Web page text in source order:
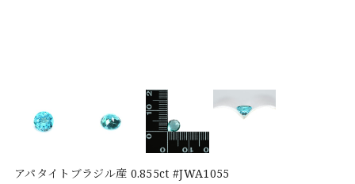
アパタイトブラジル産 0.855ct #JWA1055